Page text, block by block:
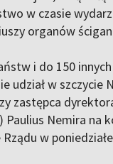
w czasie
organów
i do 150
udział w szczycie
zastępca
Paulius Nemira na
w